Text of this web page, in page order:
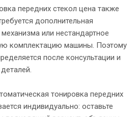
передних стекол цена также
дополнительная
или нестандартное
комплектацию машины. Поэтому
после консультации и
тонировка передних
индивидуально: оставьте